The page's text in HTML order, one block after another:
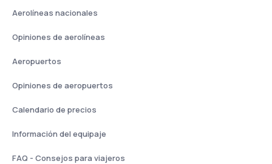
Aerolíneas nacionales
Opiniones de aerolíneas
Aeropuertos
Opiniones de aeropuertos
Calendario de precios
Información del equipaje
FAQ - Consejos para viajeros